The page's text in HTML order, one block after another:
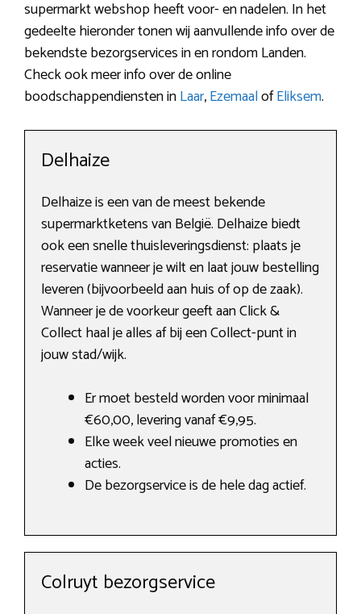
supermarkt webshop heeft voor- en nadelen. In het
gedeelte hieronder tonen wij aanvullende info over de
bekendste bezorgservices in en rondom Landen.
Check ook meer info over de online
boodschappendiensten inLaar,EzemaalofEliksem.
Delhaize
Delhaize is een van de meest bekende
supermarktketens van België. Delhaize biedt
ook een snelle thuisleveringsdienst: plaats je
reservatie wanneer je wilt en laat jouw bestelling
leveren (bijvoorbeeld aan huis of op de zaak).
Wanneer je de voorkeur geeft aan Click &
Collect haal je alles af bij een Collect-punt in
jouw stad/wijk.
Er moet besteld worden voor minimaal
€60,00, levering vanaf €9,95.
Elke week veel nieuwe promoties en
acties.
De bezorgservice is de hele dag actief.
Colruyt bezorgservice